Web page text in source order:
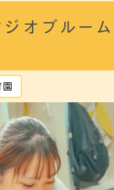
オブルー